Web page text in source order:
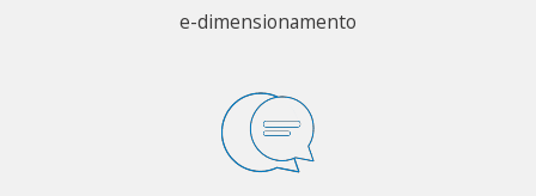
e-dimensionamento